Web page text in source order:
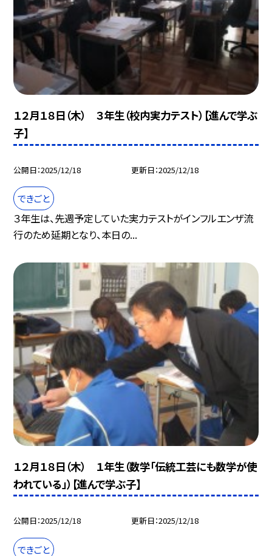
１２月１８日（木） ３年生（校内実力テスト）【進んで学ぶ
子】
公開日 2025/12/18 更新日 2025/12/18
できごと
３年生は、先週予定していた実力テストがインフルエンザ流
行のため延期となり、本日の...
１２月１８日（木） １年生（数学「伝統工芸にも数学が使
われている」）【進んで学ぶ子】
公開日 2025/12/18 更新日 2025/12/18
できごと